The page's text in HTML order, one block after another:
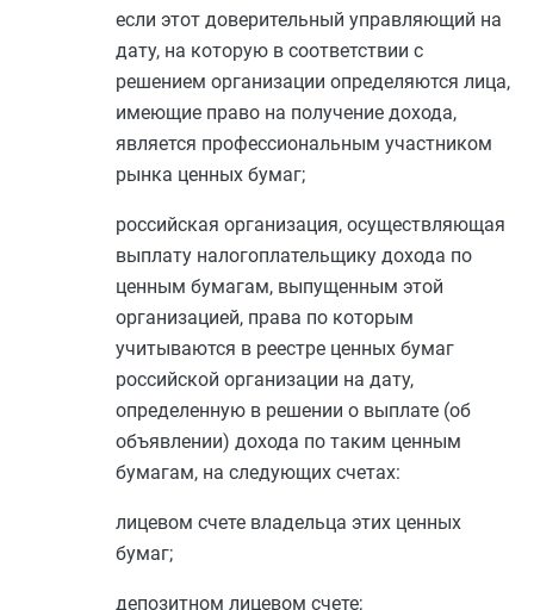
если этот доверительный управляющий на
дату, на которую в соответствии с
решением организации определяются лица,
имеющие право на получение дохода,
является профессиональным участником
рынка ценных бумаг;
российская организация, осуществляющая
выплату налогоплательщику дохода по
ценным бумагам, выпущенным этой
организацией, права по которым
учитываются в реестре ценных бумаг
российской организации на дату,
определенную в решении о выплате (об
объявлении) дохода по таким ценным
бумагам, на следующих счетах:
лицевом счете владельца этих ценных
бумаг;
депозитном лицевом счете;